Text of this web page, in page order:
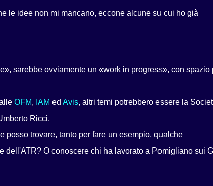
le idee non mi mancano, eccone alcune su cui ho già
sarebbe ovviamente un «work in progress», con spazio
OFM, IAM ed Avis, altri temi potrebbero essere la
Ricci.
posso trovare, tanto per fare un esempio, qualche
dell'ATR? O conoscere chi ha lavorato a Pomigliano sui